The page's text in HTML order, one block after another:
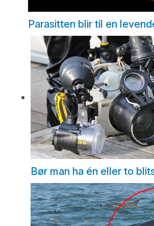
Parasitten blir til en
Bør man ha én eller to